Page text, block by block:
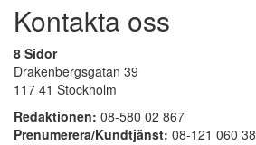
Kontakta oss
8 Sidor
Drakenbergsgatan 39
117 41 Stockholm
Redaktionen: 08-580 02 867
Prenumerera/Kundtjänst: 08-121 060 38